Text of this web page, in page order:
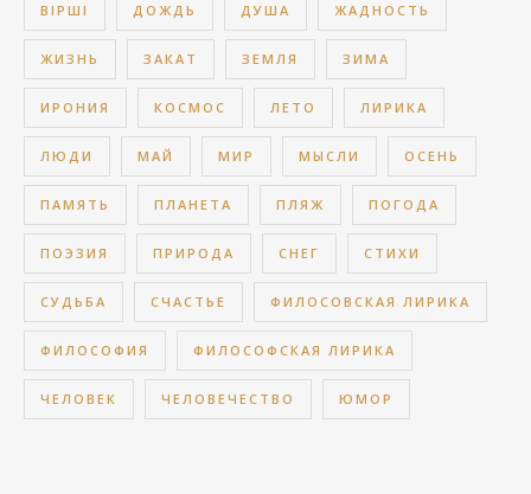
ВІРШІ ДОЖДЬ ДУША ЖАДНОСТЬ
ЖИЗНЬ ЗАКАТ ЗЕМЛЯ ЗИМА
ИРОНИЯ КОСМОС ЛЕТО ЛИРИКА
ЛЮДИ МАЙ МИР МЫСЛИ ОСЕНЬ
ПАМЯТЬ ПЛАНЕТА ПЛЯЖ ПОГОДА
ПОЭЗИЯ ПРИРОДА СНЕГ СТИХИ
СУДЬБА СЧАСТЬЕ ФИЛОСОВСКАЯ ЛИРИКА
ФИЛОСОФИЯ ФИЛОСОФСКАЯ ЛИРИКА
ЧЕЛОВЕК ЧЕЛОВЕЧЕСТВО ЮМОР